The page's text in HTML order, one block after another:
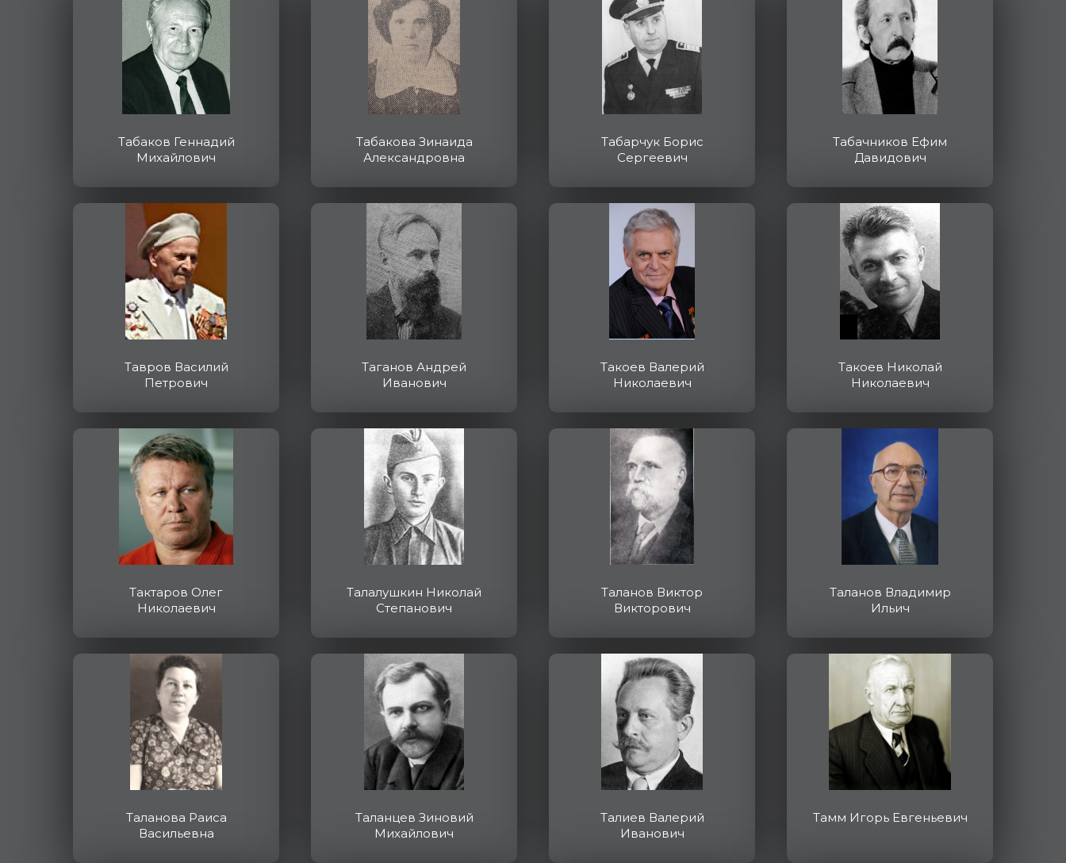
Табаков Геннадий
Михайлович
Табакова Зинаида
Александровна
Табарчук Борис
Сергеевич
Табачников Ефим
Давидович
Тавров Василий
Петрович
Таганов Андрей
Иванович
Такоев Валерий
Николаевич
Такоев Николай
Николаевич
Тактаров Олег
Николаевич
Талалушкин Николай
Степанович
Таланов Виктор
Викторович
Таланов Владимир
Ильич
Таланова Раиса
Васильевна
Таланцев Зиновий
Михайлович
Талиев Валерий
Иванович
Тамм Игорь Евгеньевич